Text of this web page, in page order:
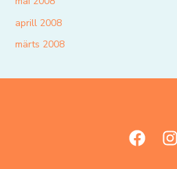
aprill 2008
märts 2008